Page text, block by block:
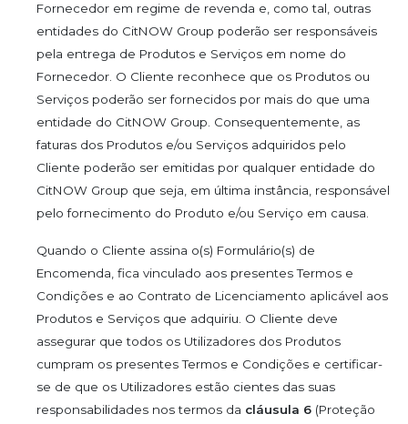
Fornecedor em regime de revenda e, como tal, outras
entidades do CitNOW Group poderão ser responsáveis
pela entrega de Produtos e Serviços em nome do
Fornecedor. O Cliente reconhece que os Produtos ou
Serviços poderão ser fornecidos por mais do que uma
entidade do CitNOW Group. Consequentemente, as
faturas dos Produtos e/ou Serviços adquiridos pelo
Cliente poderão ser emitidas por qualquer entidade do
CitNOW Group que seja, em última instância, responsável
pelo fornecimento do Produto e/ou Serviço em causa.
Quando o Cliente assina o(s) Formulário(s) de
Encomenda, fica vinculado aos presentes Termos e
Condições e ao Contrato de Licenciamento aplicável aos
Produtos e Serviços que adquiriu. O Cliente deve
assegurar que todos os Utilizadores dos Produtos
cumpram os presentes Termos e Condições e certificar-
se de que os Utilizadores estão cientes das suas
responsabilidades nos termos da cláusula 6 (Proteção